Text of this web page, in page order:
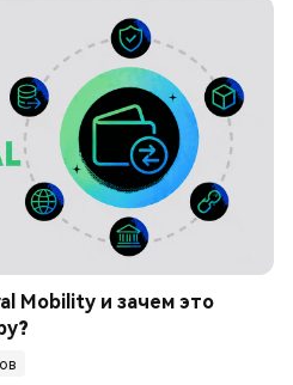
Mobility и зачем это